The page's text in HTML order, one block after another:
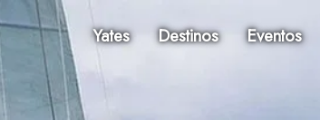
Yates Destinos Eventos